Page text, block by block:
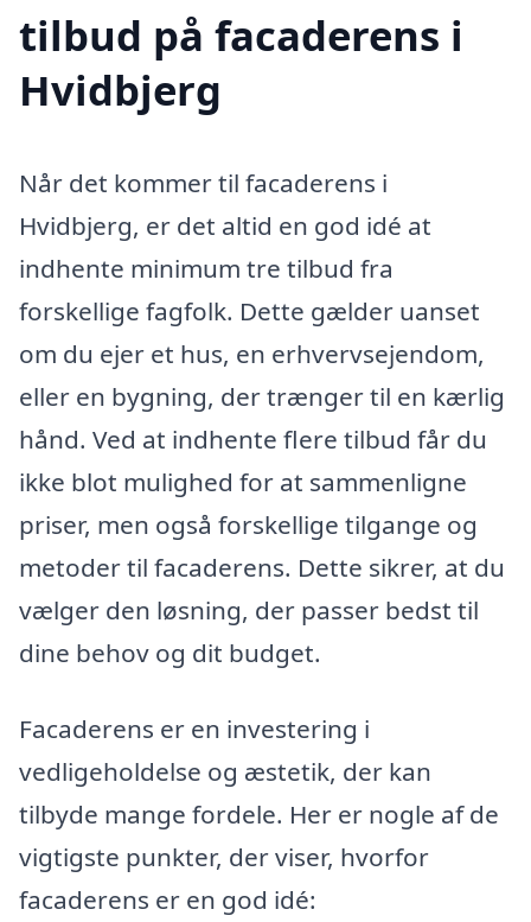
tilbud på facaderens i
Hvidbjerg
Når det kommer til facaderens i
Hvidbjerg, er det altid en god idé at
indhente minimum tre tilbud fra
forskellige fagfolk. Dette gælder uanset
om du ejer et hus, en erhvervsejendom,
eller en bygning, der trænger til en kærlig
hånd. Ved at indhente flere tilbud får du
ikke blot mulighed for at sammenligne
priser, men også forskellige tilgange og
metoder til facaderens. Dette sikrer, at du
vælger den løsning, der passer bedst til
dine behov og dit budget.
Facaderens er en investering i
vedligeholdelse og æstetik, der kan
tilbyde mange fordele. Her er nogle af de
vigtigste punkter, der viser, hvorfor
facaderens er en god idé: